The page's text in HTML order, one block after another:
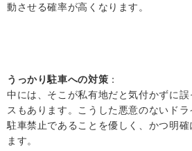
動させる確率が高くなります。
うっかり駐車への対策 ：
中には、そこが私有地だと気付かずに
スもあります。こうした悪意のないド
駐車禁止であることを優しく、かつ明
ます。